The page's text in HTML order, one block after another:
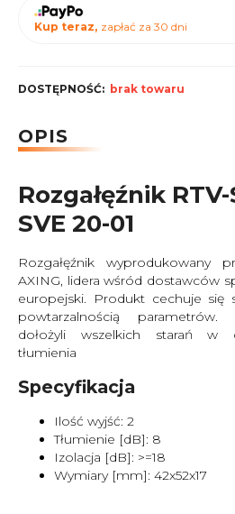
Kup teraz, zapłać za 30 dni
DOSTĘPNOŚĆ: brak towaru
OPIS
Rozgałęźnik
SVE 20-01
Rozgałęźnik wyprodukowany
AXING, lidera wśród dostawców
europejski. Produkt cechuje się
powtarzalnością parametrów.
dołożyli wszelkich starań w
tłumienia
Specyfikacja
Ilość wyjść: 2
Tłumienie [dB]: 8
Izolacja [dB]: >=18
Wymiary [mm]: 42x52x17